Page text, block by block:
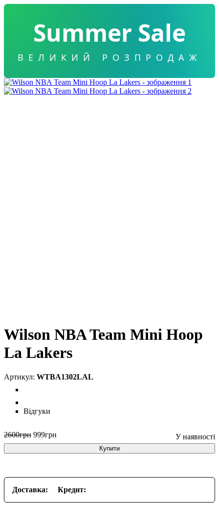
Summer Sale
ВЕЛИКИЙ РОЗПРОДАЖ
Wilson NBA Team Mini Hoop
La Lakers
WTBA1302LAL
Відгуки
2600грн 999грн
Купити
Доставка: Кредит: